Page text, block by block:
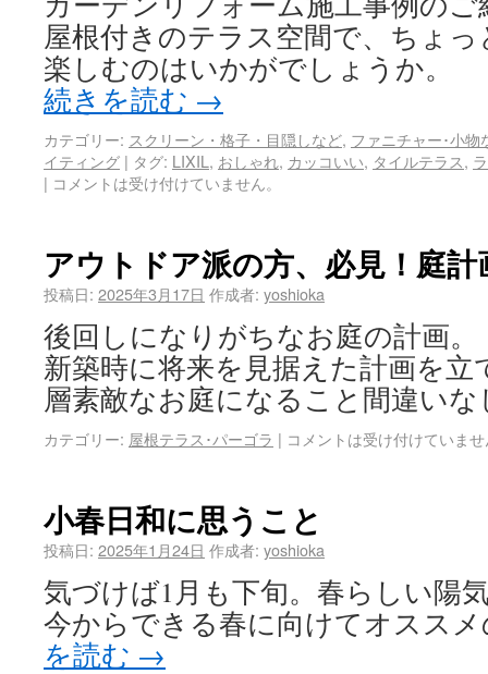
屋根付きのテラス空間で、ちょ
楽しむのはいかがでしょうか。
続きを読む →
カテゴリー: スクリーン・格子・目隠しなど, ファニチャー･小物
イティング | タグ: LIXIL , おしゃれ, カッコいい, タイルテラス,
| コメントは受け付けていません。
アウトドア派の方、必見！庭
投稿日: 2025年3月17日 作成者: yoshioka
後回しになりがちなお庭の計画。
新築時に将来を見据えた計画を
層素敵なお庭になること間違い
カテゴリー: 屋根テラス･パーゴラ | コメントは受け付けていま
小春日和に思うこと
投稿日: 2025年1月24日 作成者: yoshioka
気づけば1月も下旬。春らしい陽
今からできる春に向けてオスス
を読む →